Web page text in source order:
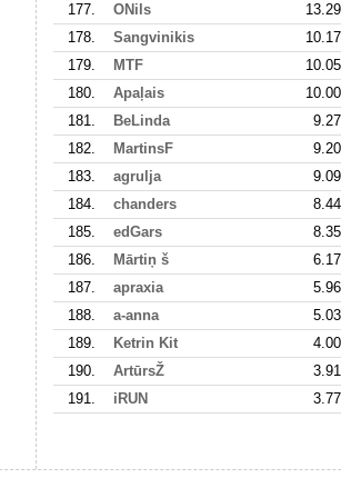
177.
ONils
13.29
178.
Sangvinikis
10.17
179.
MTF
10.05
180.
Apaļais
10.00
181.
BeLinda
9.27
182.
MartinsF
9.20
183.
agrulja
9.09
184.
chanders
8.44
185.
edGars
8.35
186.
Mārtiņ š
6.17
187.
apraxia
5.96
188.
a-anna
5.03
189.
Ketrin Kit
4.00
190.
ArtūrsŽ
3.91
191.
iRUN 3.77